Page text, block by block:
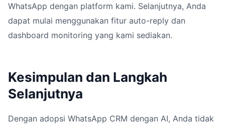
WhatsApp dengan platform kami. Selanjutnya, Anda
dapat mulai menggunakan fitur auto-reply dan
dashboard monitoring yang kami sediakan.
Kesimpulan dan Langkah
Selanjutnya
Dengan adopsi WhatsApp CRM dengan AI, Anda tidak